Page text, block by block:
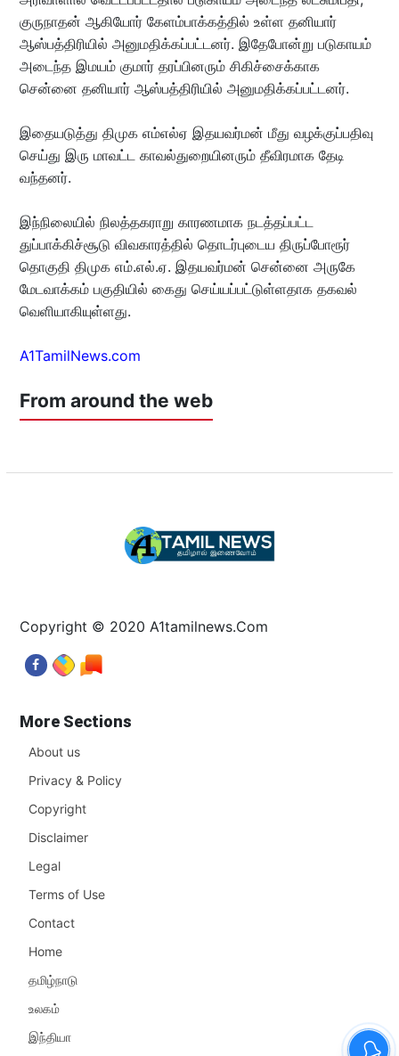
குருநாதன் ஆகியோர் கேளம்பாக்கத்தில் உள்ள தனியார்
ஆஸ்பத்திரியில் அனுமதிக்கப்பட்டனர். இதேபோன்று படுகாயம்
அடைந்த இமயம் குமார் தரப்பினரும் சிகிச்சைக்காக
சென்னை தனியார் ஆஸ்பத்திரியில் அனுமதிக்கப்பட்டனர்.
இதையடுத்து திமுக எம்எல்ஏ இதயவர்மன் மீது வழக்குப்பதிவு
செய்து இரு மாவட்ட காவல்துறையினரும் தீவிரமாக தேடி
வந்தனர்.
இந்நிலையில் நிலத்தகராறு காரணமாக நடத்தப்பட்ட
துப்பாக்கிச்சூடு விவகாரத்தில் தொடர்புடைய திருப்போரூர்
தொகுதி திமுக எம்.எல்.ஏ. இதயவர்மன் சென்னை அருகே
மேடவாக்கம் பகுதியில் கைது செய்யப்பட்டுள்ளதாக தகவல்
வெளியாகியுள்ளது.
A1TamilNews.com
From around the web
Copyright © 2020 A1tamilnews.Com
More Sections
About us
Privacy & Policy
Copyright
Disclaimer
Legal
Terms of Use
Contact
Home
தமிழ்நாடு
உலகம்
இந்தியா